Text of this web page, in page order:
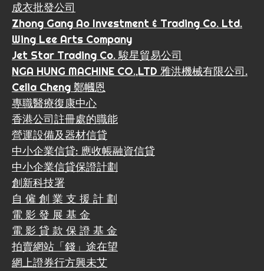
成衣批發公司
Zhong Gang Ao Investment & Trading Co. Ltd.
Wing Lee Arts Company
Jet Star Trading Co. 駿星貿易公司
NGA HUNG MACHINE CO.,LTD 雅洪機械有限公司.
Celia Cheng 鄭幗恩
專職醫療復康中心
香港公司註冊處的職能
營運設備及器材信貸
中小企業信貸: 應收帳融資信貸
中小企業信貸保證計劃
創新科技署
自 僱 創 業 支 援 計 劃
電 影 發 展 基 金
電 影 貸 款 保 證 基 金
拍賣網站「錢」途在望
網上證券行方興未艾